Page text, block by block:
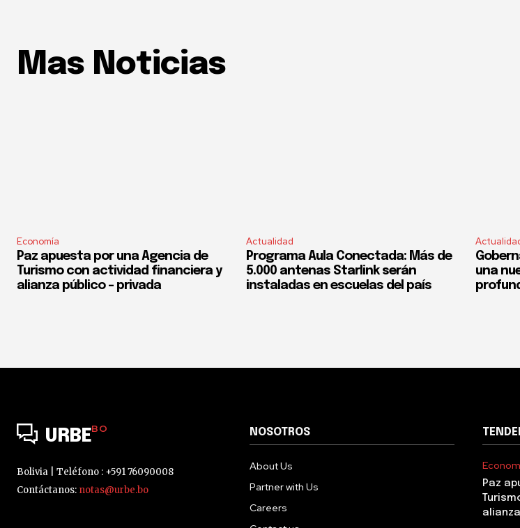
Mas Noticias
Economía
Paz apuesta por una Agencia de
Turismo con actividad financiera y
alianza público – privada
Actualidad
Programa Aula Conectada: Más de
5.000 antenas Starlink serán
instaladas en escuelas del país
una
URBEBO
Bolivia | Teléfono : +591 76090008
Contáctanos: notas@urbe.bo
NOSOTROS
About Us
Partner with Us
Careers
Paz